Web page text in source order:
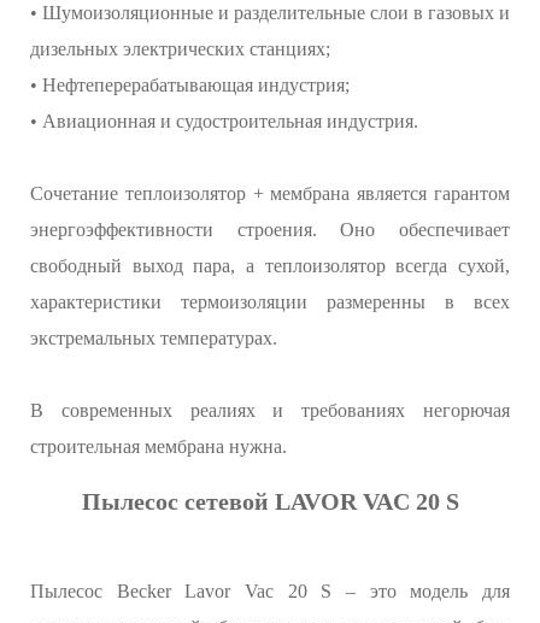
• Шумоизоляционные и разделительные слои в газовых и
дизельных электрических станциях;
• Нефтеперерабатывающая индустрия;
• Авиационная и судостроительная индустрия.
Сочетание теплоизолятор + мембрана является гарантом
энергоэффективности строения. Оно обеспечивает
свободный выход пара, а теплоизолятор всегда сухой,
характеристики термоизоляции размеренны в всех
экстремальных температурах.
В современных реалиях и требованиях негорючая
строительная мембрана нужна.
Пылесос сетевой LAVOR VAC 20 S
Пылесос Becker Lavor Vac 20 S – это модель для